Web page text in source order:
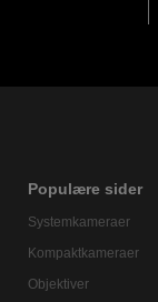
Populære sider
Systemkameraer
Kompaktkameraer
Objektiver